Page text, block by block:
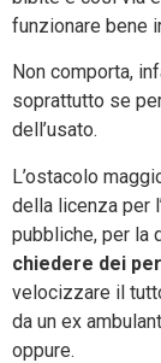
funzionare bene
Non comporta,
soprattutto se
dell’usato.
L’ostacolo
della licenza per
pubbliche, per la
chiedere dei
velocizzare il
da un ex
oppure.